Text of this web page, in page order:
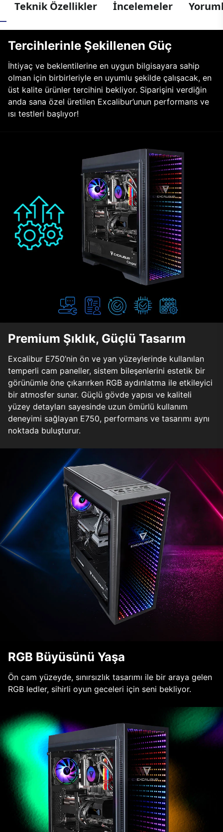
Teknik Özellikler İncelemeler
Tercihlerinle Şekillenen Güç
İhtiyaç ve beklentilerine en uygun bilgisayara sahip
olman için birbirleriyle en uyumlu şekilde çalışacak, en
üst kalite ürünler tercihini bekliyor. Siparişini verdiğin
anda sana özel üretilen Excalibur’unun performans ve
ısı testleri başlıyor!
Premium Şıklık, Güçlü Tasarım
Excalibur E750’nin ön ve yan yüzeylerinde kullanılan
temperli cam paneller, sistem bileşenlerini estetik bir
görünümle öne çıkarırken RGB aydınlatma ile etkileyici
bir atmosfer sunar. Güçlü gövde yapısı ve kaliteli
yüzey detayları sayesinde uzun ömürlü kullanım
deneyimi sağlayan E750, performans ve tasarımı aynı
noktada buluşturur.
RGB Büyüsünü Yaşa
Ön cam yüzeyde, sınırsızlık tasarımı ile bir araya gelen
RGB ledler, sihirli oyun geceleri için seni bekliyor.